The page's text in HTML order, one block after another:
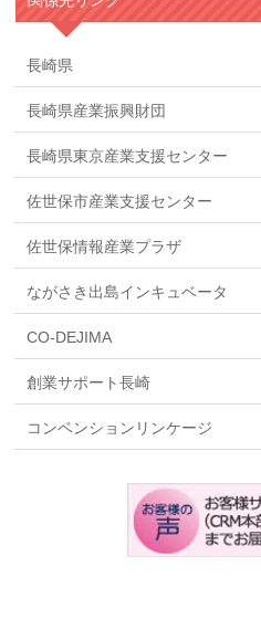
長崎県
長崎県産業振興財団
長崎県東京産業支援センター
佐世保市産業支援センター
佐世保情報産業プラザ
ながさき出島インキュベータ
CO-DEJIMA
創業サポート長崎
コンベンションリンケージ